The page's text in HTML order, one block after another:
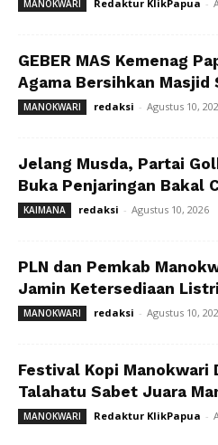
MANOKWARI Redaktur KlikPapua -
GEBER MAS Kemenag
Agama Bersihkan Masjid
MANOKWARI redaksi - Agustus 10,
Jelang Musda, Partai
Buka Penjaringan Bakal
KAIMANA redaksi - Agustus 10, 2026
PLN dan Pemkab
Jamin Ketersediaan
MANOKWARI redaksi - Agustus 10,
Festival Kopi Manokwari
Talahatu Sabet Juara
MANOKWARI Redaktur KlikPapua -